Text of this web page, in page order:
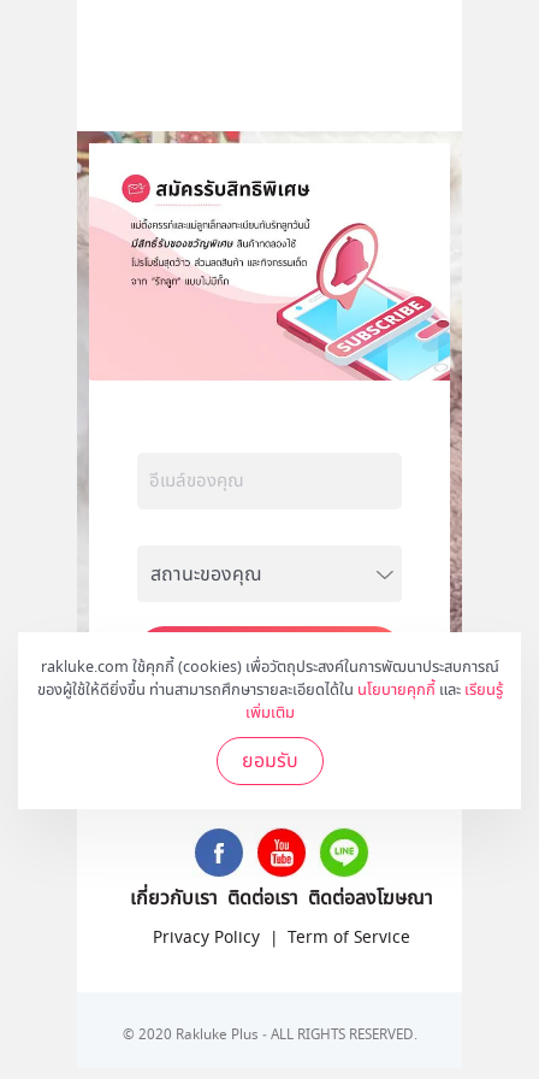
rakluke.com ใช้คุกกี้ (cookies) เพื่อวัตถุประสงค์ในการพัฒนาประสบการณ์
ของผู้ใช้ให้ดียิ่งขึ้น ท่านสามารถศึกษารายละเอียดได้ใน นโยบายคุกกี้ และ เรียนรู้
เพิ่มเติม
ยอมรับ
สมัคร
ติดตามเราได้ที่
เกี่ยวกับเรา ติดต่อเรา ติดต่อลงโฆษณา
Privacy Policy | Term of Service
© 2020 Rakluke Plus - ALL RIGHTS RESERVED.